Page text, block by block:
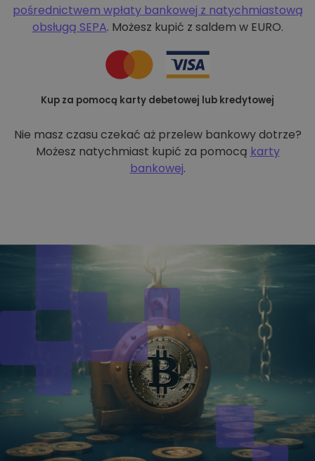
pośrednictwem wpłaty bankowej z natychmiastową
obsługą SEPA. Możesz kupić z saldem w EURO.
Kup za pomocą karty debetowej lub kredytowej
Nie masz czasu czekać aż przelew bankowy dotrze?
Możesz natychmiast kupić za pomocą karty
bankowej.